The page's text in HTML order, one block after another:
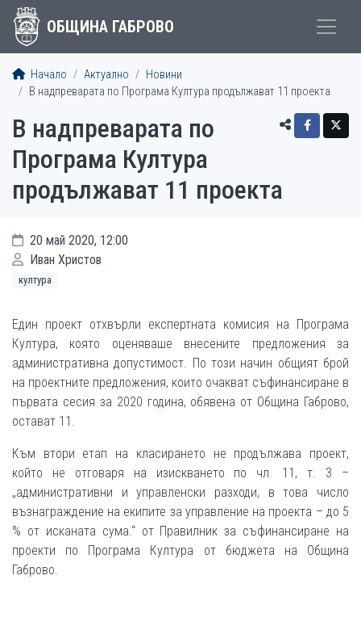
ОБЩИНА ГАБРОВО
Начало Актуално
Новини
В надпреварата по Програма Култура продължават 11 проекта
В надпреварата по
Програма Култура
продължават 11 проекта
20 май 2020, 12:00
Иван Христов
култура
Един проект отхвърли експертната комисия на Програма
Култура, която оценяваше внесените предложения за
административна допустимост. По този начин общият брой
на проектните предложения, които очакват съфинансиране в
първата сесия за 2020 година, обявена от Община Габрово,
остават 11.
Към втори етап на класирането не продължава проект,
който не отговаря на изискването по чл. 11, т. 3 –
„административни и управленски разходи, в това число
възнаграждение на екипите за управление на проекта – до 5
% от исканата сума.“ от Правилник за съфинансиране на
проекти по Програма Култура от бюджета на Община
Габрово.